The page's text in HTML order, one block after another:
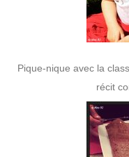
Pique-nique avec la
récit